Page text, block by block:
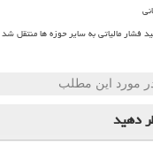
مورد این مطلب
دهید